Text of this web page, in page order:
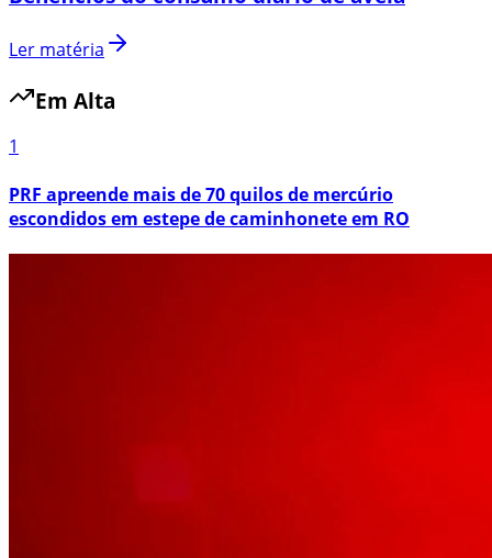
Ler matéria
Em Alta
1
PRF apreende mais de 70 quilos de mercúrio
escondidos em estepe de caminhonete em RO